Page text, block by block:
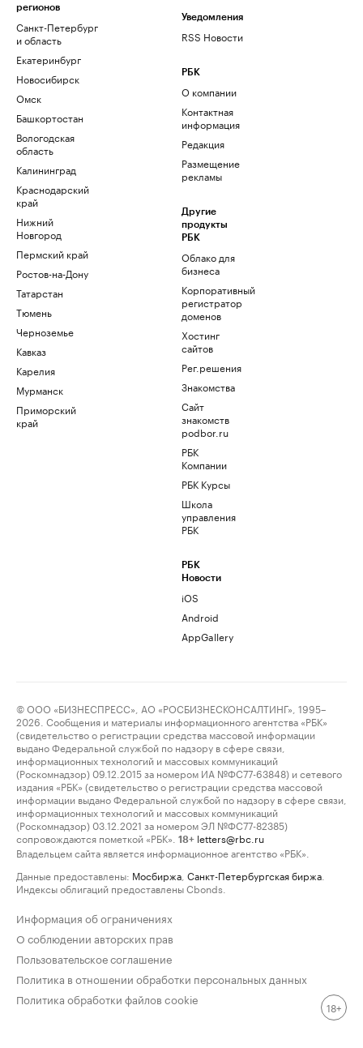
регионов
Санкт-Петербург
и область
Екатеринбург
Новосибирск
Омск
Башкортостан
Вологодская
область
Калининград
Краснодарский
край
Нижний
Новгород
Пермский край
Ростов-на-Дону
Татарстан
Тюмень
Черноземье
Кавказ
Карелия
Мурманск
Приморский
край
Уведомления
RSS Новости
РБК
О компании
Контактная
информация
Редакция
Размещение
рекламы
Другие
продукты
РБК
Облако для
бизнеса
Корпоративный
регистратор
доменов
Хостинг
сайтов
Рег.решения
Знакомства
Сайт
знакомств
podbor.ru
РБК
Компании
РБК Курсы
Школа
управления
РБК
РБК
Новости
iOS
Android
AppGallery
© ООО «БИЗНЕСПРЕСС», АО «РОСБИЗНЕСКОНСАЛТИНГ», 1995–
2026. Сообщения и материалы информационного агентства «РБК»
(свидетельство о регистрации средства массовой информации
выдано Федеральной службой по надзору в сфере связи,
информационных технологий и массовых коммуникаций
(Роскомнадзор) 09.12.2015 за номером ИА №ФС77-63848) и сетевого
издания «РБК» (свидетельство о регистрации средства массовой
информации выдано Федеральной службой по надзору в сфере связи,
информационных технологий и массовых коммуникаций
(Роскомнадзор) 03.12.2021 за номером ЭЛ №ФС77-82385)
сопровождаются пометкой «РБК».
18+ letters@rbc.ru
Владельцем сайта является информационное агентство «РБК».
Данные предоставлены: Мосбиржа Санкт-Петербургская биржа
Индексы облигаций предоставлены Cbonds.
Информация об ограничениях
О соблюдении авторских прав
Пользовательское соглашение
Политика в отношении обработки персональных данных
Политика обработки файлов cookie
18+